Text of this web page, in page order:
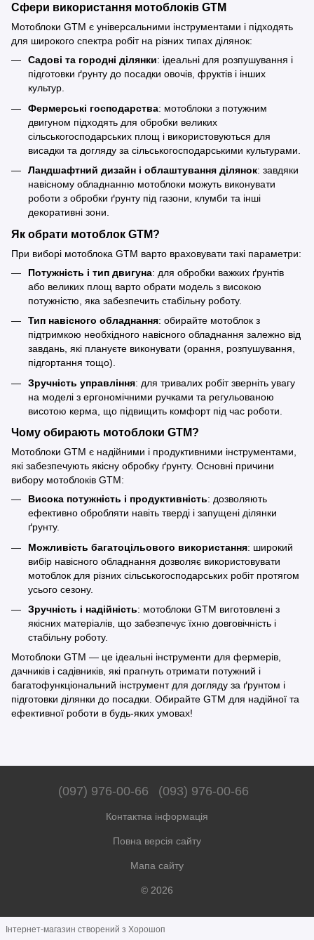
Сфери використання мотоблоків GTM
Мотоблоки GTM є універсальними інструментами і підходять
для широкого спектра робіт на різних типах ділянок:
Садові та городні ділянки: ідеальні для розпушування і
підготовки ґрунту до посадки овочів, фруктів і інших
культур.
Фермерські господарства: мотоблоки з потужним
двигуном підходять для обробки великих
сільськогосподарських площ і використовуються для
висадки та догляду за сільськогосподарськими культурами.
Ландшафтний дизайн і облаштування ділянок: завдяки
навісному обладнанню мотоблоки можуть виконувати
роботи з обробки ґрунту під газони, клумби та інші
декоративні зони.
Як обрати мотоблок GTM?
При виборі мотоблока GTM варто враховувати такі параметри:
Потужність і тип двигуна: для обробки важких ґрунтів
або великих площ варто обрати модель з високою
потужністю, яка забезпечить стабільну роботу.
Тип навісного обладнання: обирайте мотоблок з
підтримкою необхідного навісного обладнання залежно від
завдань, які плануєте виконувати (орання, розпушування,
підгортання тощо).
Зручність управління: для тривалих робіт зверніть увагу
на моделі з ергономічними ручками та регульованою
висотою керма, що підвищить комфорт під час роботи.
Чому обирають мотоблоки GTM?
Мотоблоки GTM є надійними і продуктивними інструментами,
які забезпечують якісну обробку ґрунту. Основні причини
вибору мотоблоків GTM:
Висока потужність і продуктивність: дозволяють
ефективно обробляти навіть тверді і запущені ділянки
ґрунту.
Можливість багатоцільового використання: широкий
вибір навісного обладнання дозволяє використовувати
мотоблок для різних сільськогосподарських робіт протягом
усього сезону.
Зручність і надійність: мотоблоки GTM виготовлені з
якісних матеріалів, що забезпечує їхню довговічність і
стабільну роботу.
Мотоблоки GTM — це ідеальні інструменти для фермерів,
дачників і садівників, які прагнуть отримати потужний і
багатофункціональний інструмент для догляду за ґрунтом і
підготовки ділянки до посадки. Обирайте GTM для надійної та
ефективної роботи в будь-яких умовах!
(097) 976-00-66 (093) 976-00-66
Контактна інформація
Повна версія сайту
Мапа сайту
© 2026
Інтернет-магазин створений з Хорошоп